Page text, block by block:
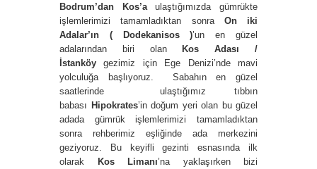
Bodrum’dan Kos’aulaştığımızda gümrükte
işlemlerimizi tamamladıktan sonra On iki
Adalar’ın ( Dodekanisos )’un en güzel
adalarından biri olan
Kos Adası /
İstanköy gezimiz için Ege Denizi’nde mavi
yolculuğa başlıyoruz. Sabahın en güzel
saatlerinde ulaştığımız tıbbın
babası Hipokrates’in doğum yeri olan bu güzel
adada gümrük işlemlerimizi tamamladıktan
sonra rehberimiz eşliğinde ada merkezini
geziyoruz. Bu keyifli gezinti esnasında ilk
olarak
Kos Limanı’na yaklaşırken bizi